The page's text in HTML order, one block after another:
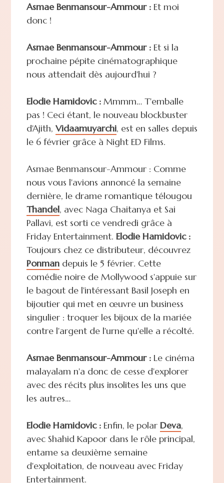
Asmae Benmansour-Ammour :Et moi
donc !
Asmae Benmansour-Ammour :Et si la
prochaine pépite cinématographique
nous attendait dès aujourd'hui ?
Elodie Hamidovic :Mmmm… T'emballe
pas ! Ceci étant, le nouveau blockbuster
d'Ajith, Vidaamuyarchi, est en salles depuis
le 6 février grâce à Night ED Films.
Asmae Benmansour-Ammour : Comme
nous vous l'avions annoncé la semaine
dernière, le drame romantique télougou
Thandel, avec Naga Chaitanya et Sai
Pallavi, est sorti ce vendredi grâce à
Friday Entertainment. Elodie Hamidovic :
Toujours chez ce distributeur, découvrez
Ponmandepuis le 5 février. Cette
comédie noire de Mollywood s'appuie sur
le bagout de l'intéressant Basil Joseph en
bijoutier qui met en œuvre un business
singulier : troquer les bijoux de la mariée
contre l'argent de l'urne qu'elle a récolté.
Asmae Benmansour-Ammour :Le cinéma
malayalam n'a donc de cesse d'explorer
avec des récits plus insolites les uns que
les autres…
Elodie Hamidovic :Enfin, le polar Deva,
avec Shahid Kapoor dans le rôle principal,
entame sa deuxième semaine
d'exploitation, de nouveau avec Friday
Entertainment.